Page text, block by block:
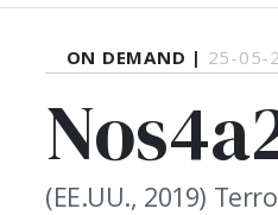
ON DEMAND | 25-05-
(EE.UU., 2019)